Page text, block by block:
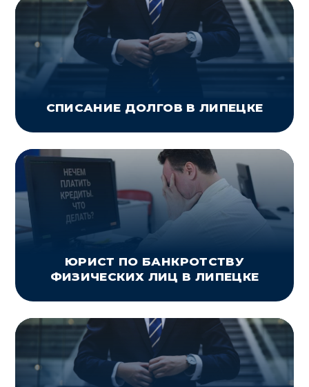
СПИСАНИЕ ДОЛГОВ В ЛИПЕЦКЕ
ЮРИСТ ПО БАНКРОТСТВУ
ФИЗИЧЕСКИХ ЛИЦ В ЛИПЕЦКЕ